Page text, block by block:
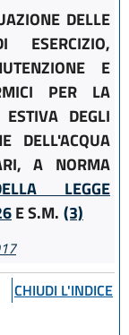
DELLE
E
PER LA
DEGLI
DELL'ACQUA
A NORMA
LEGGE
E S.M. (3)
CHIUDI L'INDICE